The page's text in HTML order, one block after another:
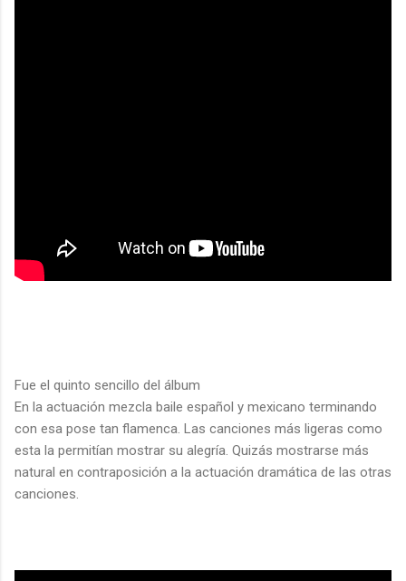
Fue el quinto sencillo del álbum
En la actuación mezcla baile español y mexicano terminando
con esa pose tan flamenca. Las canciones más ligeras como
esta la permitían mostrar su alegría. Quizás mostrarse más
natural en contraposición a la actuación dramática de las otras
canciones.